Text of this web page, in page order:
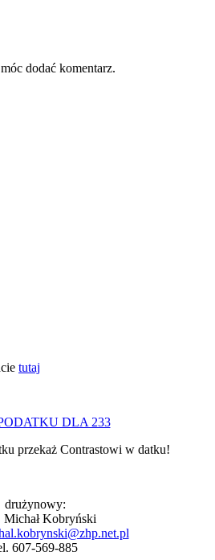
dodać komentarz.
tutaj
przekaż Contrastowi w datku!
drużynowy:
Michał Kobryński
607-569-885